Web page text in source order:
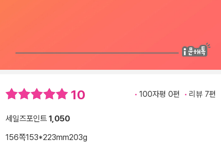
10 100자평 0편 리뷰 7편
세일즈포인트 1,050
156쪽153*223mm203g